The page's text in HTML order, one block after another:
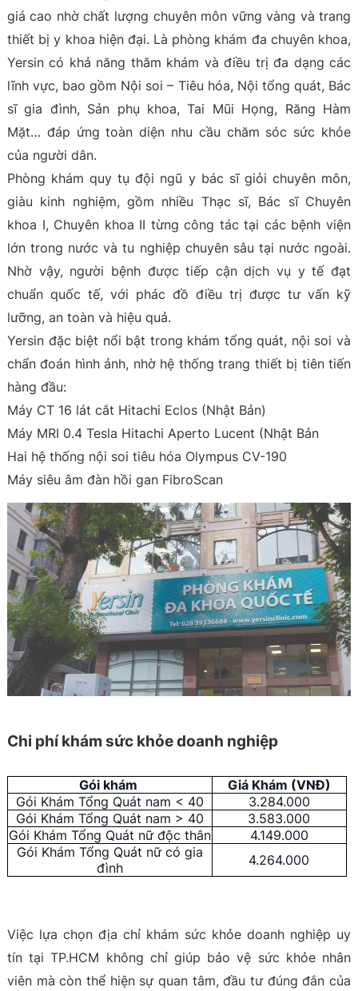
giá cao nhờ chất lượng chuyên môn vững vàng và trang
thiết bị y khoa hiện đại. Là phòng khám đa chuyên khoa,
Yersin có khả năng thăm khám và điều trị đa dạng các
lĩnh vực, bao gồm Nội soi – Tiêu hóa, Nội tổng quát, Bác
sĩ gia đình, Sản phụ khoa, Tai Mũi Họng, Răng Hàm
Mặt… đáp ứng toàn diện nhu cầu chăm sóc sức khỏe
của người dân.
Phòng khám quy tụ đội ngũ y bác sĩ giỏi chuyên môn,
giàu kinh nghiệm, gồm nhiều Thạc sĩ, Bác sĩ Chuyên
khoa I, Chuyên khoa II từng công tác tại các bệnh viện
lớn trong nước và tu nghiệp chuyên sâu tại nước ngoài.
Nhờ vậy, người bệnh được tiếp cận dịch vụ y tế đạt
chuẩn quốc tế, với phác đồ điều trị được tư vấn kỹ
lưỡng, an toàn và hiệu quả.
Yersin đặc biệt nổi bật trong khám tổng quát, nội soi và
chẩn đoán hình ảnh, nhờ hệ thống trang thiết bị tiên tiến
hàng đầu:
Máy CT 16 lát cắt Hitachi Eclos (Nhật Bản)
Máy MRI 0.4 Tesla Hitachi Aperto Lucent (Nhật Bản
Hai hệ thống nội soi tiêu hóa Olympus CV-190
Máy siêu âm đàn hồi gan FibroScan
Chi phí khám sức khỏe doanh nghiệp
Gói khám
Giá Khám (VNĐ)
Gói Khám Tổng Quát nam < 40
3.284.000
Gói Khám Tổng Quát nam > 40
3.583.000
Gói Khám Tổng Quát nữ độc thân
4.149.000
Gói Khám Tổng Quát nữ có gia
đình
4.264.000
Việc lựa chọn địa chỉ khám sức khỏe doanh nghiệp uy
tín tại TP.HCM không chỉ giúp bảo vệ sức khỏe nhân
viên mà còn thể hiện sự quan tâm, đầu tư đúng đắn của